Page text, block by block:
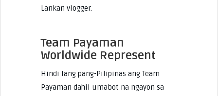
Lankan vlogger.
Team Payaman
Worldwide Represent
Hindi lang pang-Pilipinas ang Team
Payaman dahil umabot na ngayon sa